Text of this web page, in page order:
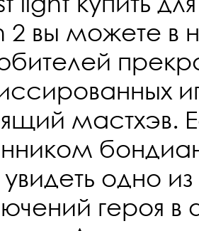
2 вы можете в
мастхэв.
одно
героя